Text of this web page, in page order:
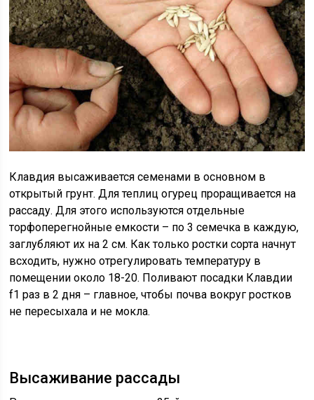
Клавдия высаживается семенами в основном в
открытый грунт. Для теплиц огурец проращивается на
рассаду. Для этого используются отдельные
торфоперегнойные емкости – по 3 семечка в каждую,
заглубляют их на 2 см. Как только ростки сорта начнут
всходить, нужно отрегулировать температуру в
помещении около 18-20. Поливают посадки Клавдии
f1 раз в 2 дня – главное, чтобы почва вокруг ростков
не пересыхала и не мокла.
Высаживание рассады